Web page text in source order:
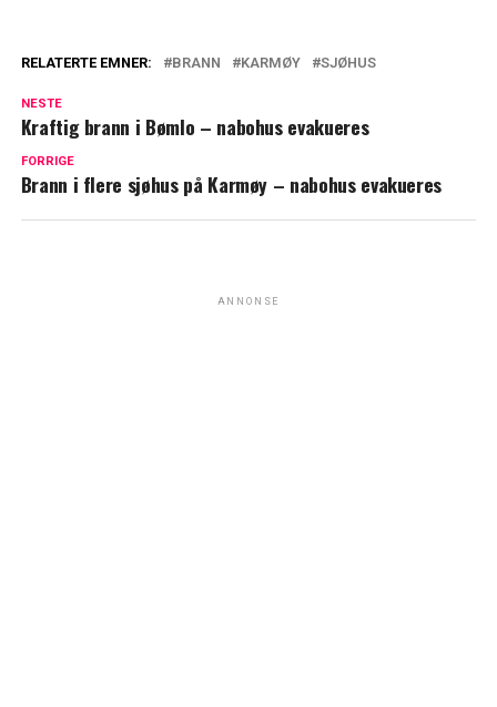
RELATERTE EMNER: BRANN KARMØY SJØHUS
NESTE
Kraftig brann i Bømlo – nabohus evakueres
FORRIGE
Brann i flere sjøhus på Karmøy – nabohus evakueres
ANNONSE